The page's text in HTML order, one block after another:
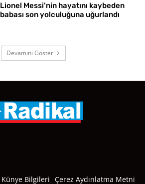
Lionel Messi’nin hayatını kaybeden
babası son yolculuğuna uğurlandı
Devamını Göster
Künye Bilgileri Çerez Aydınlatma Metni